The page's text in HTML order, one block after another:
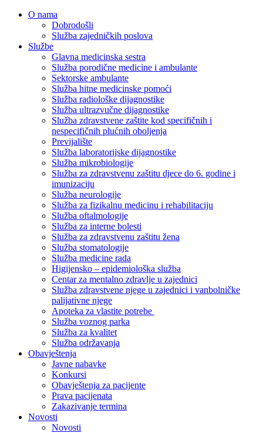
O nama
Dobrodošli
Služba zajedničkih poslova
Službe
Glavna medicinska sestra
Služba porodične medicine i ambulante
Sektorske ambulante
Služba hitne medicinske pomoći
Služba radiološke dijagnostike
Služba ultrazvučne dijagnostike
Služba zdravstvene zaštite kod specifičnih i
nespecifičnih plućnih oboljenja
Previjalište
Služba laboratorijske dijagnostike
Služba mikrobiologije
Služba za zdravstvenu zaštitu djece do 6. godine i
imunizaciju
Služba neurologije
Služba za fizikalnu medicinu i rehabilitaciju
Služba oftalmologije
Služba za interne bolesti
Služba za zdravstvenu zaštitu žena
Služba stomatologije
Služba medicine rada
Higijensko – epidemiološka služba
Centar za mentalno zdravlje u zajednici
Služba zdravstvene njege u zajednici i vanbolničke
palijativne njege
Apoteka za vlastite potrebe
Služba voznog parka
Služba za kvalitet
Služba održavanja
Obavještenja
Javne nabavke
Konkursi
Obavještenja za pacijente
Prava pacijenata
Zakazivanje termina
Novosti
Novosti